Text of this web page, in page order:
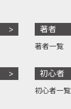
著者
著者一覧
初心者
初心者一覧